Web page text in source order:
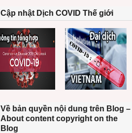
Cập nhật Dịch COVID Thế giới
Về bản quyền nội dung trên Blog –
About content copyright on the
Blog